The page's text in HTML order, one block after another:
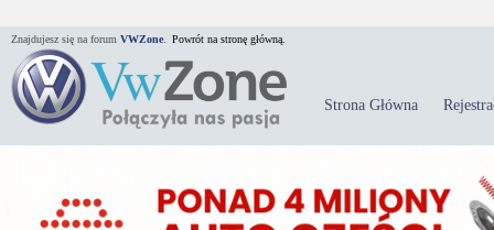
Znajdujesz się na forum VWZone Powrót na stronę główną.
Strona Główna